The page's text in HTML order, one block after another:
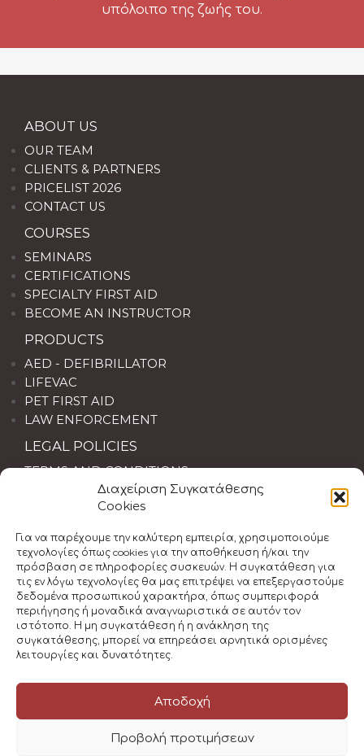
Διαχείριση Συγκατάθεσης
Cookies
Για να παρέχουμε την καλύτερη εμπειρία, χρησιμοποιούμε
τεχνολογίες όπως cookies για την αποθήκευση ή/και την
πρόσβαση σε πληροφορίες συσκευών. Η συγκατάθεση για
τις εν λόγω τεχνολογίες θα μας επιτρέψει να επεξεργαστούμε
δεδομένα προσωπικού χαρακτήρα, όπως συμπεριφορά
περιήγησης ή μοναδικά αναγνωριστικά σε αυτόν τον
ιστότοπο. Η μη συγκατάθεση ή η ανάκληση της
συγκατάθεσης, μπορεί να επηρεάσει αρνητικά ορισμένες
λειτουργίες και δυνατότητες.
Αποδοχή
Προβολή προτιμήσεων
υπόλοιπο της ζωής του.
ABOUT US
OUR TEAM
CLIENTS & PARTNERS
PRICELIST 2026
CONTACT US
COURSES
SEMINARS
CERTIFICATIONS
SPECIALTY FIRST AID
BECOME AN INSTRUCTOR
PRODUCTS
AED - DEFIBRILLATOR
LIFEVAC
PET FIRST AID
LAW ENFORCEMENT
LEGAL POLICIES
TERMS AND CONDITIONS
LIABILITY DISCLAIMER
Νομοθεσία Α' Βοηθειών
© 2026 Athens First Aid Training | All Rights
Reserved